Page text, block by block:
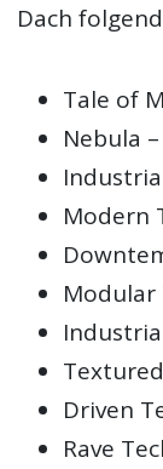
Dach
Tale of
Nebula
Modern
Modular
Driven
Rave